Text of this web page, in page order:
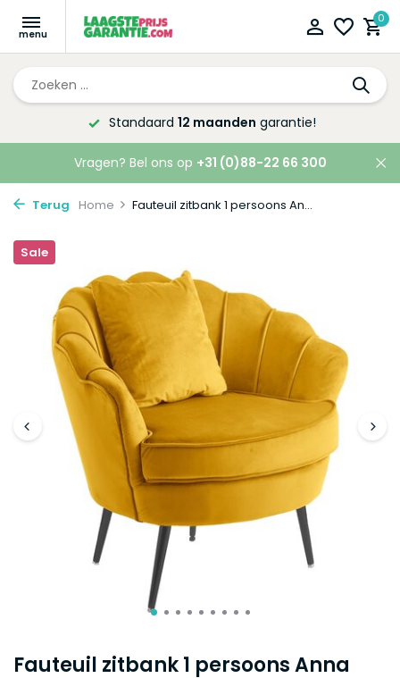
0
Altijd de laagste
Vragen? Bel ons op +31 (0)88-22 66 300
Terug Home Fauteuil zitbank 1 persoons An...
Fauteuil zitbank 1 persoons Anna
Sale